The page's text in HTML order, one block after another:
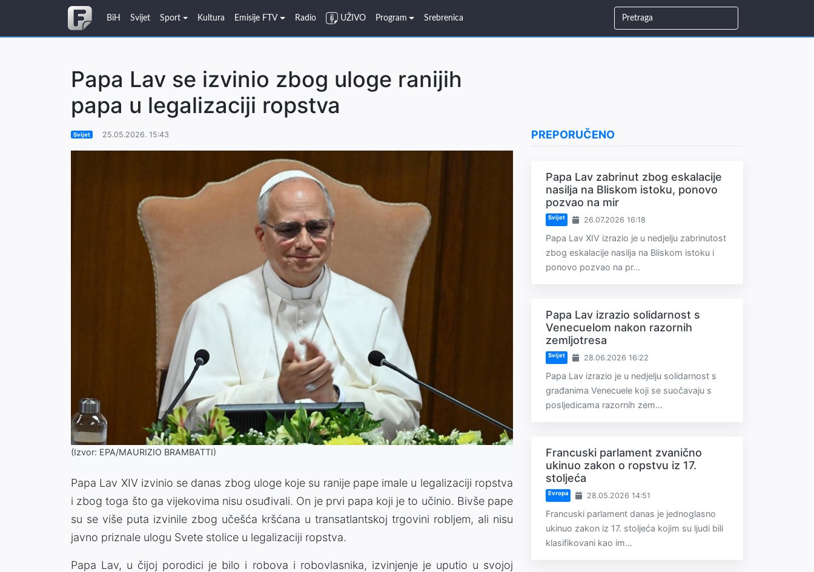
BiH Svijet Sport Kultura Emisije FTV Radio UŽIVO Program Srebrenica
Papa Lav se izvinio zbog uloge ranijih
papa u legalizaciji ropstva
Svijet 25.05.2026. 15:43
(Izvor: EPA/MAURIZIO BRAMBATTI)
Papa Lav XIV izvinio se danas zbog uloge koje su ranije pape imale u legalizaciji ropstva
i zbog toga što ga vijekovima nisu osuđivali. On je prvi papa koji je to učinio. Bivše pape
su se više puta izvinile zbog učešća kršćana u transatlantskoj trgovini robljem, ali nisu
javno priznale ulogu Svete stolice u legalizaciji ropstva.
Papa Lav, u čijoj porodici je bilo i robova i robovlasnika, izvinjenje je uputio u svojoj
PREPORUČENO
Papa Lav zabrinut zbog eskalacije
nasilja na Bliskom istoku, ponovo
pozvao na mir
Svijet 26.07.2026 16:18
Papa Lav XIV izrazio je u nedjelju zabrinutost
zbog eskalacije nasilja na Bliskom istoku i
ponovo pozvao na pr...
Papa Lav izrazio solidarnost s
Venecuelom nakon razornih
zemljotresa
Svijet 28.06.2026 16:22
Papa Lav izrazio je u nedjelju solidarnost s
građanima Venecuele koji se suočavaju s
posljedicama razornih zem...
Francuski parlament zvanično
ukinuo zakon o ropstvu iz 17.
stoljeća
Evropa 28.05.2026 14:51
Francuski parlament danas je jednoglasno
ukinuo zakon iz 17. stoljeća kojim su ljudi bili
klasifikovani kao im...